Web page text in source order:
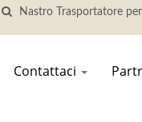
Contattaci